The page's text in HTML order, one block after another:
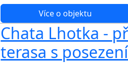
Více o objektu
Chata Lhotka -
terasa s